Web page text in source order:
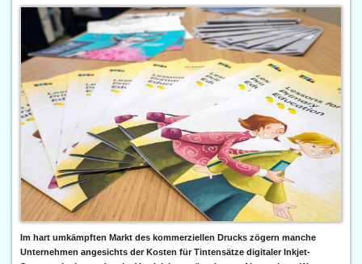
Im hart umkämpften Markt des kommerziellen Drucks zögern manche
Unternehmen angesichts der Kosten für Tintensätze digitaler Inkjet-